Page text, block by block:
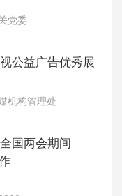
党委
公益广告优秀展
机构管理处
国两会期间